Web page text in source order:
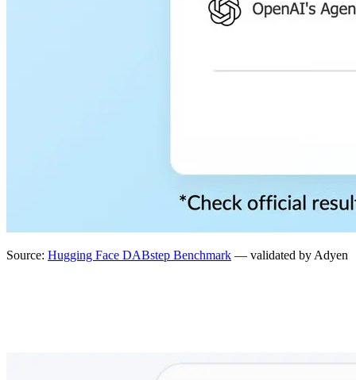
Source: Hugging Face DABstep Benchmark — validated by Adyen